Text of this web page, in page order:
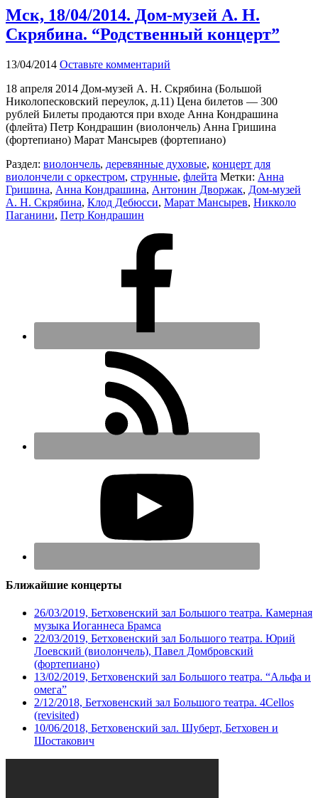
Мск, 18/04/2014. Дом-музей А. Н.
Скрябина. “Родственный концерт”
13/04/2014 Оставьте комментарий
18 апреля 2014 Дом-музей А. Н. Скрябина (Большой
Николопесковский переулок, д.11) Цена билетов — 300
рублей Билеты продаются при входе Анна Кондрашина
(флейта) Петр Кондрашин (виолончель) Анна Гришина
(фортепиано) Марат Мансырев (фортепиано)
Раздел: виолончель, деревянные духовые, концерт для
виолончели с оркестром, струнные, флейта Метки: Анна
Гришина, Анна Кондрашина, Антонин Дворжак, Дом-музей
А. Н. Скрябина, Клод Дебюсси, Марат Мансырев, Никколо
Паганини, Петр Кондрашин
Ближайшие концерты
26/03/2019, Бетховенский зал Большого театра. Камерная
музыка Иоганнеса Брамса
22/03/2019, Бетховенский зал Большого театра. Юрий
Лоевский (виолончель), Павел Домбровский
(фортепиано)
13/02/2019, Бетховенский зал Большого театра. “Альфа и
омега”
2/12/2018, Бетховенский зал Большого театра. 4Cellos
(revisited)
10/06/2018, Бетховенский зал. Шуберт, Бетховен и
Шостакович